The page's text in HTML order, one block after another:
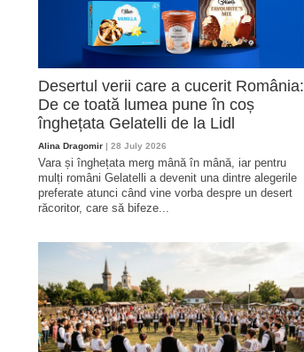
Desertul verii care a cucerit România:
De ce toată lumea pune în coș
înghețata Gelatelli de la Lidl
Alina Dragomir | 28 July 2026
Vara și înghețata merg mână în mână, iar pentru
mulți români Gelatelli a devenit una dintre alegerile
preferate atunci când vine vorba despre un desert
răcoritor, care să bifeze...